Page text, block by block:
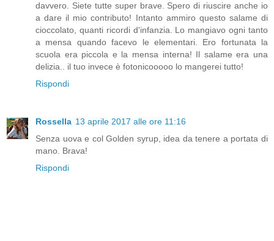
davvero. Siete tutte super brave. Spero di riuscire anche io
a dare il mio contributo! Intanto ammiro questo salame di
cioccolato, quanti ricordi d'infanzia. Lo mangiavo ogni tanto
a mensa quando facevo le elementari. Ero fortunata la
scuola era piccola e la mensa interna! Il salame era una
delizia.. il tuo invece è fotonicooooo lo mangerei tutto!
Rispondi
Rossella 13 aprile 2017 alle ore 11:16
Senza uova e col Golden syrup, idea da tenere a portata di
mano. Brava!
Rispondi